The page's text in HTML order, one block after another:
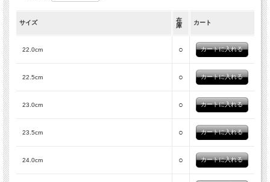
サイズ
在
庫
カート
22.0cm ○
22.5cm ○
23.0cm ○
23.5cm ○
24.0cm ○